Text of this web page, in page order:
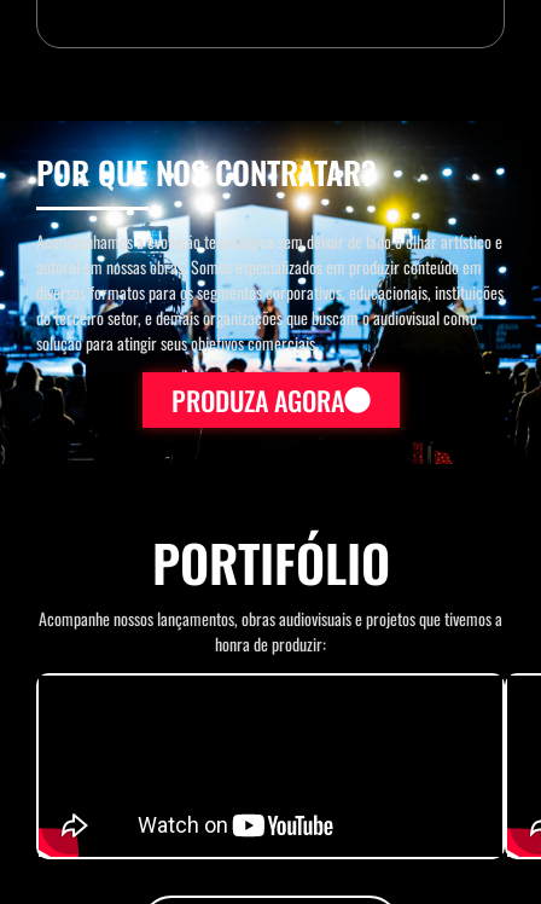
POR QUE NOS CONTRATAR?
Acompanhamos a evolução tecnológica sem deixar de lado o olhar artístico e
autoral em nossas obras. Somos especializados em produzir conteúdo em
diversos formatos para os segmentos corporativos, educacionais, instituições
do terceiro setor, e demais organizações que buscam o audiovisual como
solução para atingir seus objetivos comerciais.
PRODUZA AGORA
PORTIFÓLIO
Acompanhe nossos lançamentos, obras audiovisuais e projetos que tivemos a
honra de produzir: